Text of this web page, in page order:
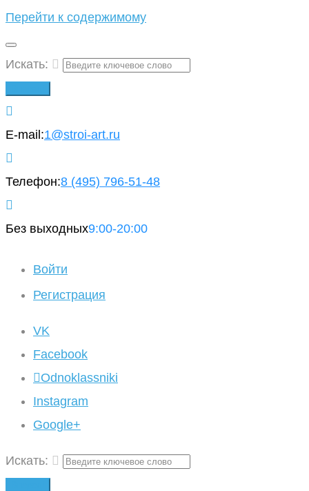
Перейти к содержимому
Искать:
E-mail:1@stroi-art.ru
Телефон:8 (495) 796-51-48
Без выходных9:00-20:00
Войти
Регистрация
VK
Facebook
Odnoklassniki
Instagram
Google+
Искать: